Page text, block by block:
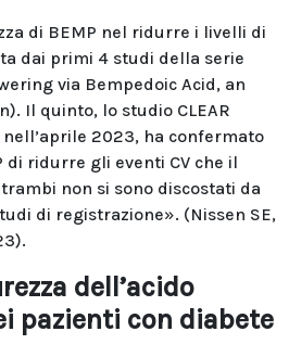
di BEMP nel ridurre i livelli di
dai primi 4 studi della serie
via Bempedoic Acid, an
Il quinto, lo studio CLEAR
nell’aprile 2023, ha confermato
di ridurre gli eventi CV che il
non si sono discostati da
di registrazione». (Nissen SE,
dell’acido
pazienti con diabete